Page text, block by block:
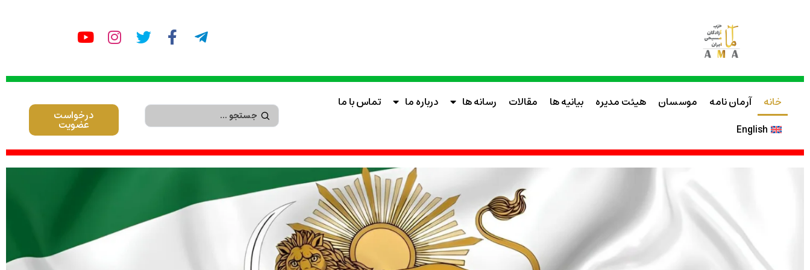
خانه آرمان نامه موسسان هیئت مدیره بیانیه ها مقالات رسانه ها درباره ما
تماس با ما
English
درخواست
عضویت